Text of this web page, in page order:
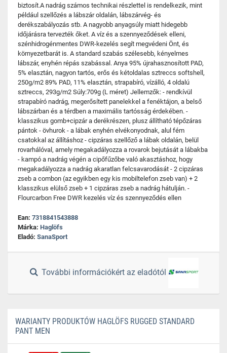
biztosít.A nadrág számos technikai részlettel is rendelkezik, mint
például szellőzés a lábszár oldalán, lábszárvég- és
derékszabályozás stb. A nagyobb anyagsúly miatt hidegebb
időjárásra tervezték őket. A víz és a szennyeződések elleni,
szénhidrogénmentes DWR-kezelés segít megvédeni Önt, és
környezetbarát is. A standard szabás szélesebb, kényelmes
lábszár, enyhén répás szabással. Anya 95% újrahasznosított PAD,
5% elasztán, nagyon tartós, erős és kétoldalas sztreccs softshell,
250g/m2 89% PAD, 11% elasztán, strapabíró, vízálló, 4 oldalú
sztreccs, 293g/m2 Súly:709g (L méret) Jellemzők: - rendkívül
strapabíró nadrág, megerősített panelekkel a fenéktájon, a belső
lábszárban és a térdben a maximális tartósság érdekében. -
klasszikus gomb+cipzár a derékrészen, plusz állítható tépőzáras
pántok - övhurok - a lábak enyhén elvékonyodnak, alul fém
csatokkal az állításhoz - cipzáras szellőző a lábak oldalán, belül
rovarhálóval, amely megakadályozza a rovarok bejutását a lábakba
- kampó a nadrág végén a cipőfűzőbe való akasztáshoz, hogy
megakadályozza a nadrág akaratlan felcsavarodását - 2 cipzáras
zseb a combon (az egyikben egy kis mobiltelefon zseb van) + 2
klasszikus elülső zseb + 1 cipzáras zseb a nadrág hátulján. -
Flourcarbon Free DWR kezelés víz és szennyeződés ellen
Ean: 7318841543888
Márka: Haglöfs
Eladó: SanaSport
További információkért az eladótól
WARIANTY PRODUKTÓW HAGLÖFS RUGGED STANDARD
PANT MEN